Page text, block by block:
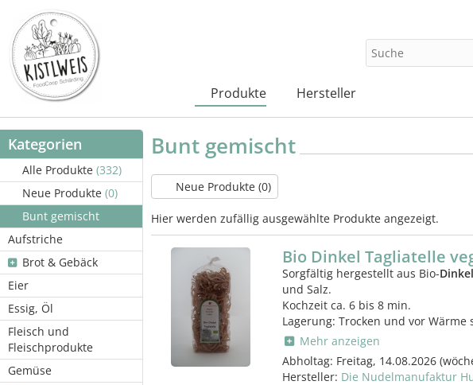
Produkte Hersteller
Kategorien
Alle Produkte (332)
Neue Produkte (0)
Bunt gemischt
Aufstriche
Brot & Gebäck
Eier
Essig, Öl
Fleisch und
Fleischprodukte
Gemüse
Bunt gemischt
Neue Produkte (0)
Hier werden zufällig ausgewählte Produkte angezeigt.
Bio Dinkel Tagliatelle
Sorgfältig hergestellt aus Bio-
und Salz.
Kochzeit ca. 6 bis 8 min.
Lagerung: Trocken und vor Wärme
Mehr anzeigen
Abholtag: Freitag, 14.08.2026
Hersteller: Die Nudelmanufaktur